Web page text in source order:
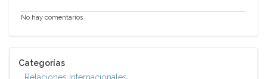
No hay comentarios
Categorías